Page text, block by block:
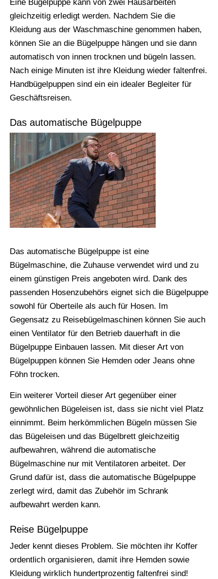
Eine Bügelpuppe kann von zwei Hausarbeiten
gleichzeitig erledigt werden. Nachdem Sie die
Kleidung aus der Waschmaschine genommen haben,
können Sie an die Bügelpuppe hängen und sie dann
automatisch von innen trocknen und bügeln lassen.
Nach einige Minuten ist ihre Kleidung wieder faltenfrei.
Handbügelpuppen sind ein ein idealer Begleiter für
Geschäftsreisen.
Das automatische Bügelpuppe
Das automatische Bügelpuppe ist eine
Bügelmaschine, die Zuhause verwendet wird und zu
einem günstigen Preis angeboten wird. Dank des
passenden Hosenzubehörs eignet sich die Bügelpuppe
sowohl für Oberteile als auch für Hosen. Im
Gegensatz zu Reisebügelmaschinen können Sie auch
einen Ventilator für den Betrieb dauerhaft in die
Bügelpuppe Einbauen lassen. Mit dieser Art von
Bügelpuppen können Sie Hemden oder Jeans ohne
Föhn trocken.
Ein weiterer Vorteil dieser Art gegenüber einer
gewöhnlichen Bügeleisen ist, dass sie nicht viel Platz
einnimmt. Beim herkömmlichen Bügeln müssen Sie
das Bügeleisen und das Bügelbrett gleichzeitig
aufbewahren, während die automatische
Bügelmaschine nur mit Ventilatoren arbeitet. Der
Grund dafür ist, dass die automatische Bügelpuppe
zerlegt wird, damit das Zubehör im Schrank
aufbewahrt werden kann.
Reise Bügelpuppe
Jeder kennt dieses Problem. Sie möchten ihr Koffer
ordentlich organisieren, damit ihre Hemden sowie
Kleidung wirklich hundertprozentig faltenfrei sind!